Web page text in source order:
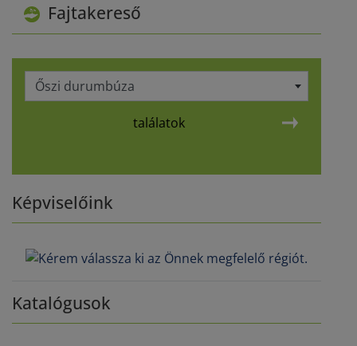
Fajtakereső
Őszi durumbúza
találatok
Képviselőink
Katalógusok